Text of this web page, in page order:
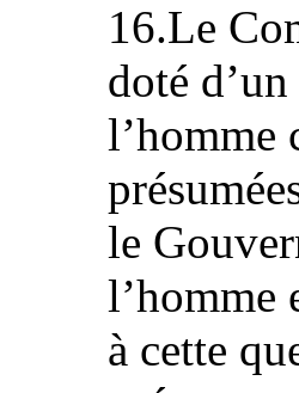
16.Le
doté
l’homme
le
l’homme
à cette